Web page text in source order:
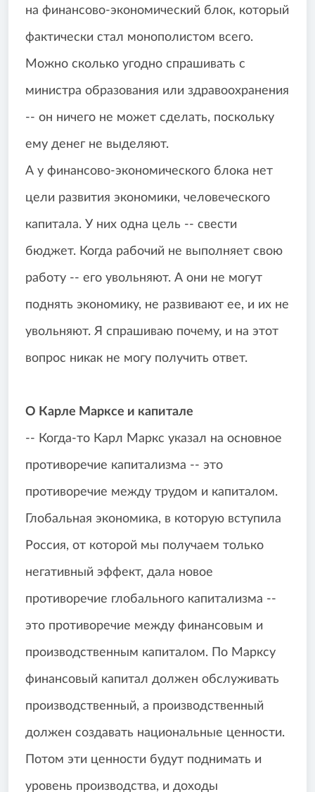
на финансово-экономический блок, который
фактически стал монополистом всего.
Можно сколько угодно спрашивать с
министра образования или здравоохранения
-- он ничего не может сделать, поскольку
ему денег не выделяют.
А у финансово-экономического блока нет
цели развития экономики, человеческого
капитала. У них одна цель -- свести
бюджет. Когда рабочий не выполняет свою
работу -- его увольняют. А они не могут
поднять экономику, не развивают ее, и их не
увольняют. Я спрашиваю почему, и на этот
вопрос никак не могу получить ответ.
О Карле Марксе и капитале
-- Когда-то Карл Маркс указал на основное
противоречие капитализма -- это
противоречие между трудом и капиталом.
Глобальная экономика, в которую вступила
Россия, от которой мы получаем только
негативный эффект, дала новое
противоречие глобального капитализма --
это противоречие между финансовым и
производственным капиталом. По Марксу
финансовый капитал должен обслуживать
производственный, а производственный
должен создавать национальные ценности.
Потом эти ценности будут поднимать и
уровень производства, и доходы